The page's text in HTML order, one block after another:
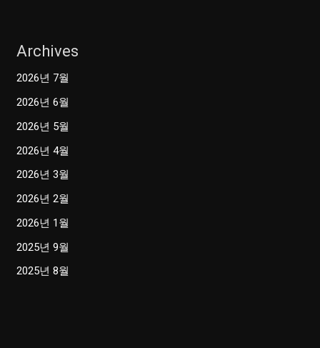
Archives
2026년 7월
2026년 6월
2026년 5월
2026년 4월
2026년 3월
2026년 2월
2026년 1월
2025년 9월
2025년 8월